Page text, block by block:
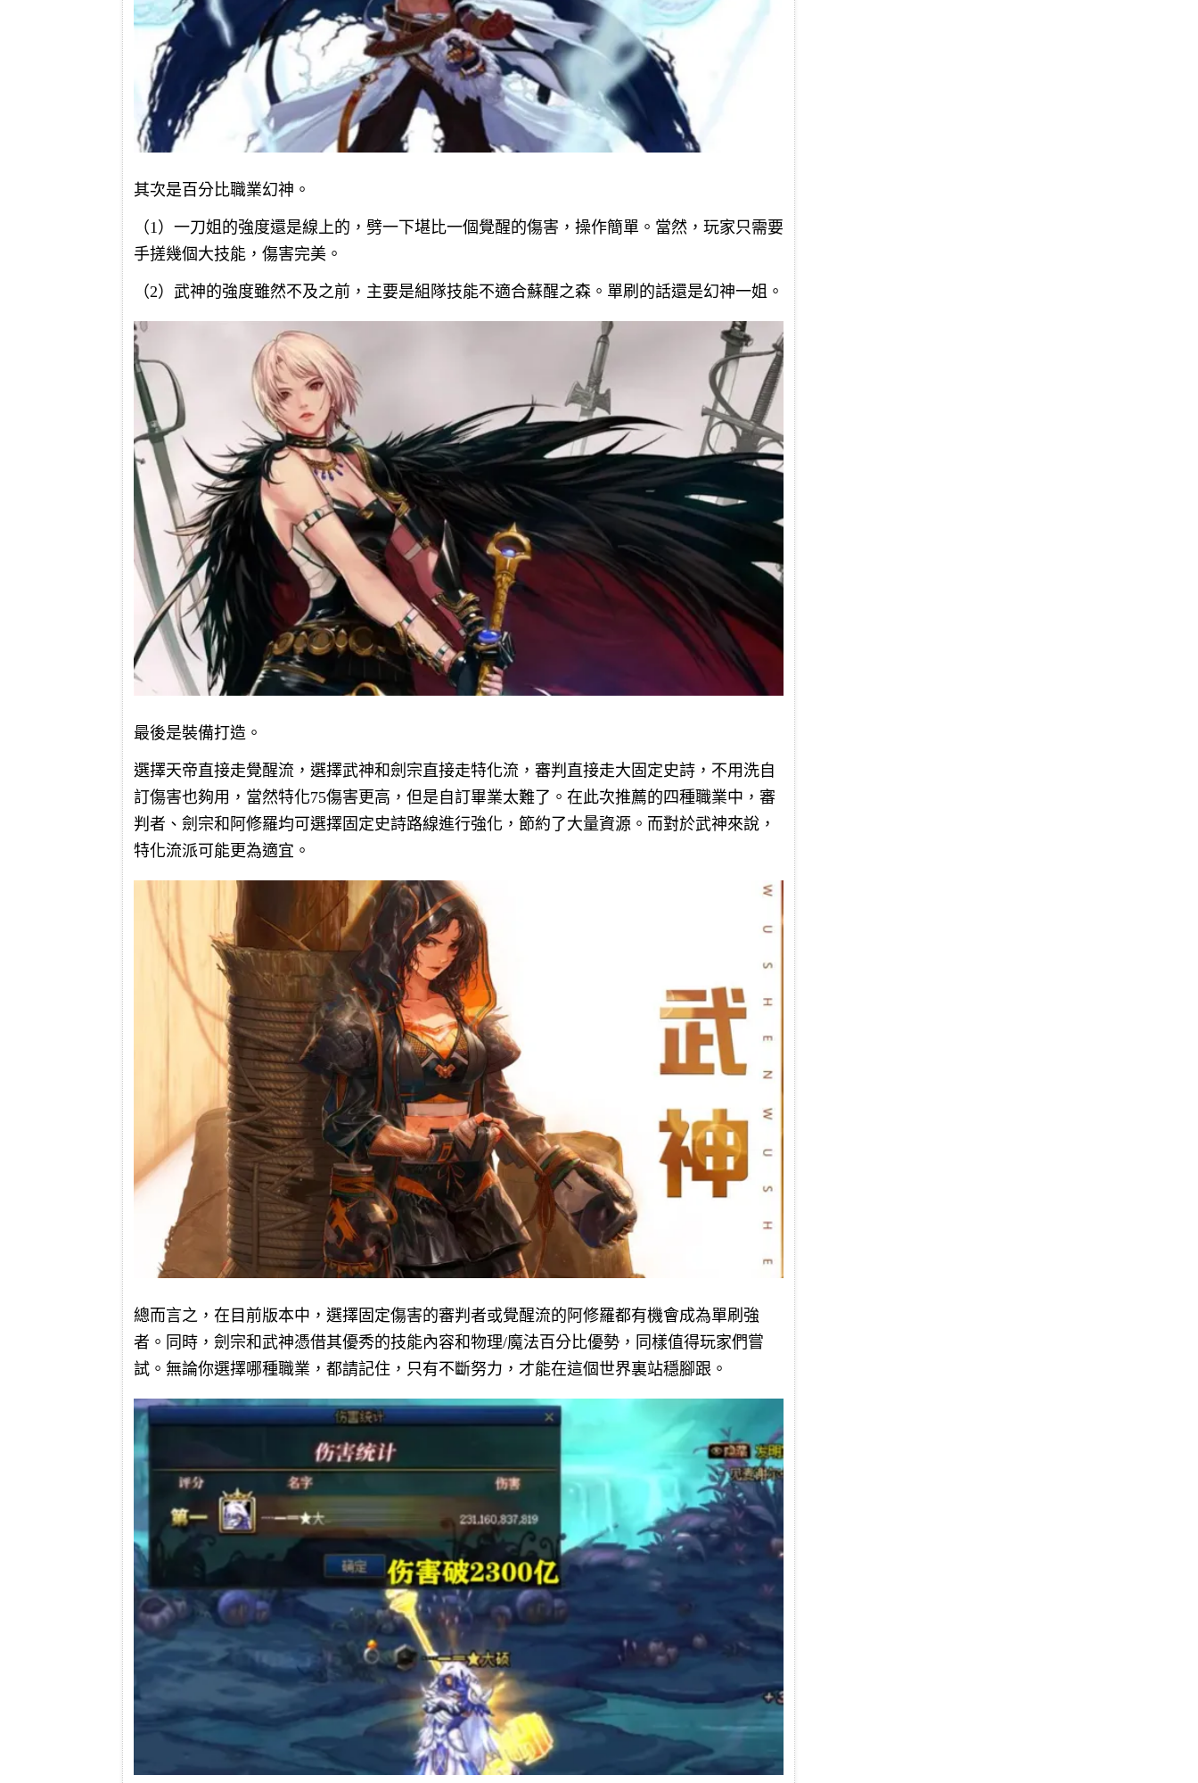
其次是百分比職業幻神。
（1）一刀姐的強度還是線上的，劈一下堪比一個覺醒的傷害，操作簡單。當然，玩家只需要
手搓幾個大技能，傷害完美。
（2）武神的強度雖然不及之前，主要是組隊技能不適合蘇醒之森。單刷的話還是幻神一姐。
最後是裝備打造。
選擇天帝直接走覺醒流，選擇武神和劍宗直接走特化流，審判直接走大固定史詩，不用洗自
訂傷害也夠用，當然特化75傷害更高，但是自訂畢業太難了。在此次推薦的四種職業中，審
判者、劍宗和阿修羅均可選擇固定史詩路線進行強化，節約了大量資源。而對於武神來說，
特化流派可能更為適宜。
總而言之，在目前版本中，選擇固定傷害的審判者或覺醒流的阿修羅都有機會成為單刷強
者。同時，劍宗和武神憑借其優秀的技能內容和物理/魔法百分比優勢，同樣值得玩家們嘗
試。無論你選擇哪種職業，都請記住，只有不斷努力，才能在這個世界裏站穩腳跟。